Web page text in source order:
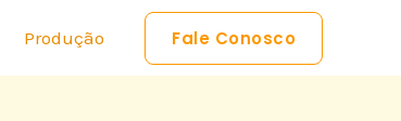
Produção Fale Conosco